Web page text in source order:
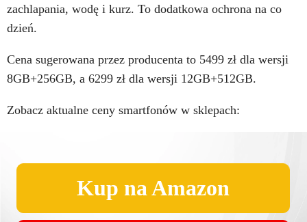
zachlapania, wodę i kurz. To dodatkowa ochrona na co
dzień.
Cena sugerowana przez producenta to 5499 zł dla wersji
8GB+256GB, a 6299 zł dla wersji 12GB+512GB.
Zobacz aktualne ceny smartfonów w sklepach:
Kup na Amazon